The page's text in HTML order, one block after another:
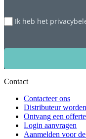
Ik heb het
Contact
Contacteer ons
Distributeur worden
Ontvang een offerte
Login aanvragen
Aanmelden voor